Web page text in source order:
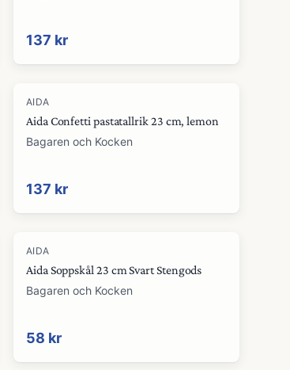
137 kr
AIDA
Aida Confetti pastatallrik 23 cm, lemon
Bagaren och Kocken
137 kr
AIDA
Aida Soppskål 23 cm Svart Stengods
Bagaren och Kocken
58 kr